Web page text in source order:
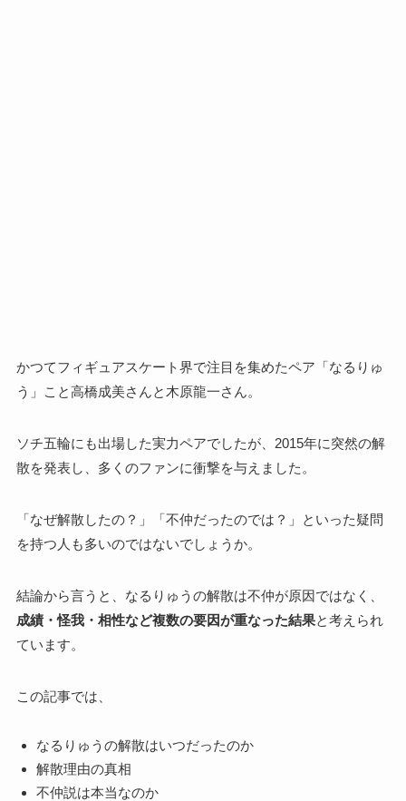
かつてフィギュアスケート界で注目を集めたペア「なるりゅ
う」こと高橋成美さんと木原龍一さん。
ソチ五輪にも出場した実力ペアでしたが、2015年に突然の解
散を発表し、多くのファンに衝撃を与えました。
「なぜ解散したの？」「不仲だったのでは？」といった疑問
を持つ人も多いのではないでしょうか。
結論から言うと、なるりゅうの解散は不仲が原因ではなく、
成績・怪我・相性など複数の要因が重なった結果と考えられ
ています。
この記事では、
なるりゅうの解散はいつだったのか
解散理由の真相
不仲説は本当なのか